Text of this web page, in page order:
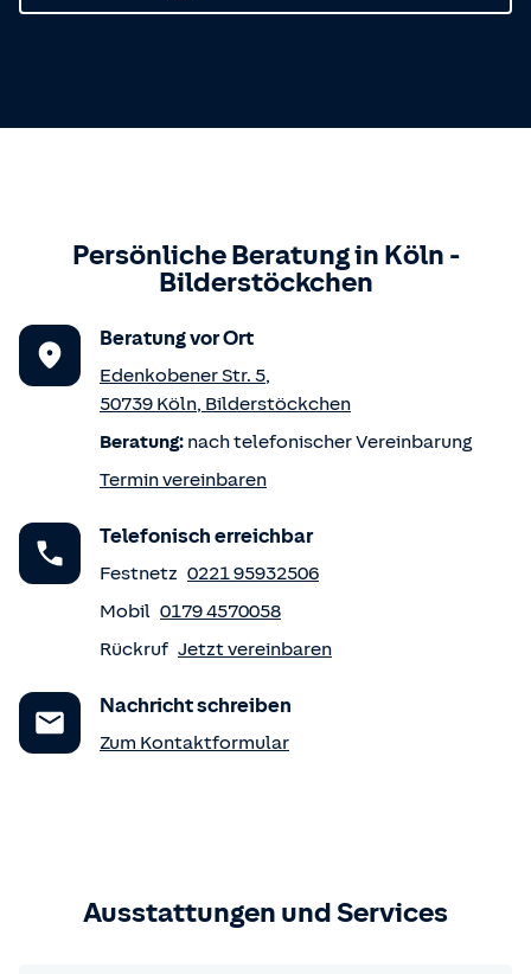
Persönliche Beratung in Köln -
Bilderstöckchen
Beratung vor Ort
Edenkobener Str. 5,
50739 Köln, Bilderstöckchen
Beratung: nach telefonischer Vereinbarung
Termin vereinbaren
Telefonisch erreichbar
Festnetz 0221 95932506
Mobil 0179 4570058
Rückruf Jetzt vereinbaren
Nachricht schreiben
Zum Kontaktformular
Ausstattungen und Services